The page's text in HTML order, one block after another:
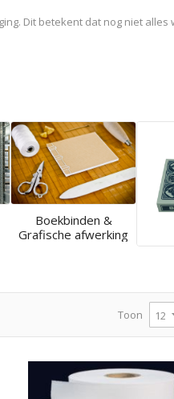
Dit betekent dat nog niet
Boekbinden &
Grafische afwerking
Toon